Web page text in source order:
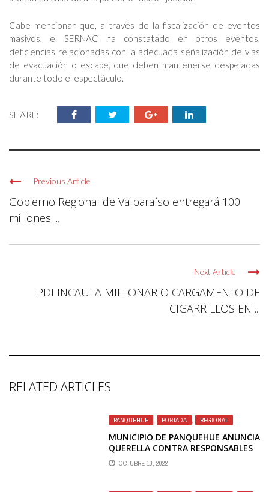
Cabe mencionar que, a través de la fiscalización de eventos
masivos, el SERNAC ha constatado en otros eventos,
deficiencias relacionadas con la adecuada señalización de vías
de evacuación o escape, que deben mantenerse despejadas
durante todo el espectáculo.
SHARE:
Previous Article
Gobierno Regional de Valparaíso entregará 100
millones ...
Next Article
PDI INCAUTA MILLONARIO CARGAMENTO DE
CIGARRILLOS EN ...
RELATED ARTICLES
PANQUEHUE , PORTADA , REGIONAL
MUNICIPIO DE PANQUEHUE ANUNCIA
QUERELLA CONTRA RESPONSABLES
DE INCENDIO FORESTAL EN SAN
ROQUE
OCTUBRE 13, 2022